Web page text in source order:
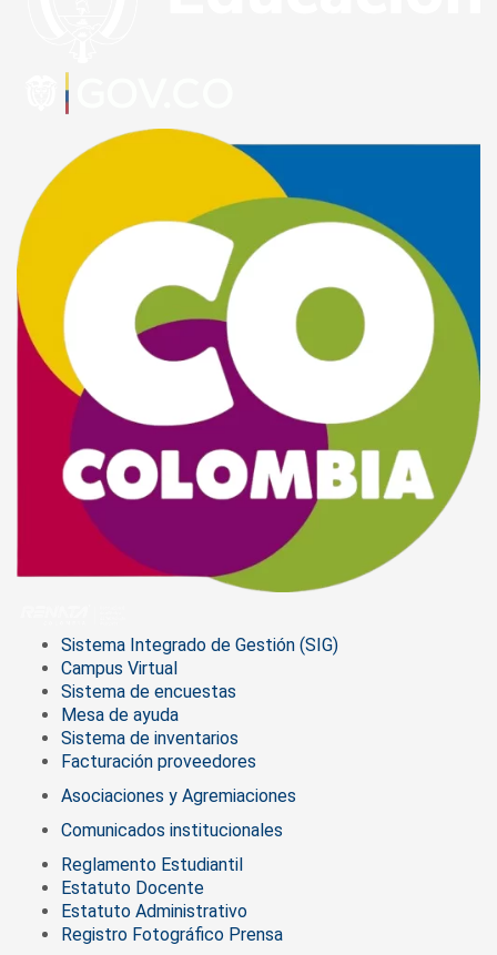
Sistema Integrado de Gestión (SIG)
Campus Virtual
Sistema de encuestas
Mesa de ayuda
Sistema de inventarios
Facturación proveedores
Asociaciones y Agremiaciones
Comunicados institucionales
Reglamento Estudiantil
Estatuto Docente
Estatuto Administrativo
Registro Fotográfico Prensa